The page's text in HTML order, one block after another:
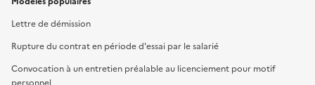
Lettre de démission
Rupture du contrat en période d'essai par le salarié
Convocation à un entretien préalable au licenciement pour motif